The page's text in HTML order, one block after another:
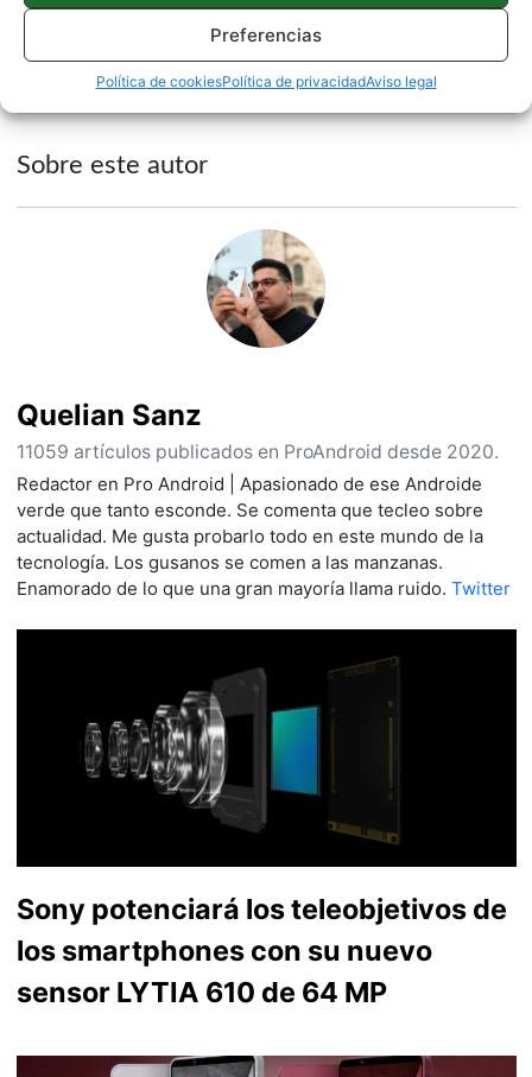
Preferencias
Política de cookiesPolítica de privacidadAviso legal
NOTICIAS SONY
Sobre este autor
Quelian Sanz
11059 artículos publicados en ProAndroid desde 2020.
Redactor en Pro Android | Apasionado de ese Androide
verde que tanto esconde. Se comenta que tecleo sobre
actualidad. Me gusta probarlo todo en este mundo de la
tecnología. Los gusanos se comen a las manzanas.
Enamorado de lo que una gran mayoría llama ruido. Twitter
Sony potenciará los teleobjetivos de
los smartphones con su nuevo
sensor LYTIA 610 de 64 MP